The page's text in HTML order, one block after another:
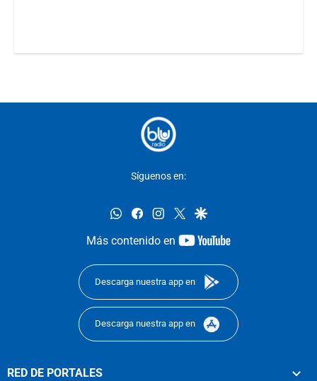
Síguenos en:
whatsappfacebookinstagram
twittergoogle
Más contenido en
youtube-
Descarga nuestra app en
Descarga nuestra app en
RED DE PORTALES